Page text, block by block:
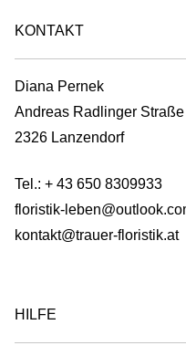
KONTAKT
Diana Pernek
Andreas Radlinger
2326 Lanzendorf
Tel.: + 43 650 8309933
floristik-
kontakt@trauer-floristik.at
HILFE